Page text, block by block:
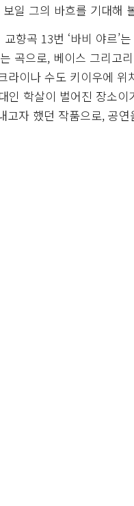
일 그의 바흐를 기대해
향곡 13번 ‘바비 야르’
곡으로, 베이스 그리고
라이나 수도 키이우에 위
인 학살이 벌어진 장소
고자 했던 작품으로, 공